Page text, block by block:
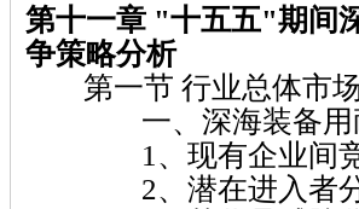
第十一章 "十五五"期间
争策略分析
第一节 行业总体市场
一、深海装备用耐
1、现有企业间
2、潜在进入者